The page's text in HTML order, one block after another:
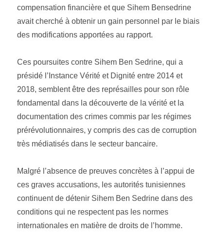
compensation financière et que Sihem Bensedrine
avait cherché à obtenir un gain personnel par le biais
des modifications apportées au rapport.
Ces poursuites contre Sihem Ben Sedrine, qui a
présidé l’Instance Vérité et Dignité entre 2014 et
2018, semblent être des représailles pour son rôle
fondamental dans la découverte de la vérité et la
documentation des crimes commis par les régimes
prérévolutionnaires, y compris des cas de corruption
très médiatisés dans le secteur bancaire.
Malgré l’absence de preuves concrètes à l’appui de
ces graves accusations, les autorités tunisiennes
continuent de détenir Sihem Ben Sedrine dans des
conditions qui ne respectent pas les normes
internationales en matière de droits de l’homme.